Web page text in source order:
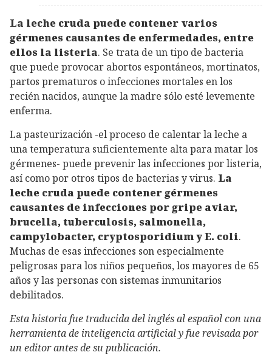
La leche cruda puede contener varios
gérmenes causantes de enfermedades, entre
ellos la listeria. Se trata de un tipo de bacteria
que puede provocar abortos espontáneos, mortinatos,
partos prematuros o infecciones mortales en los
recién nacidos, aunque la madre sólo esté levemente
enferma.
La pasteurización -el proceso de calentar la leche a
una temperatura suficientemente alta para matar los
gérmenes- puede prevenir las infecciones por listeria,
así como por otros tipos de bacterias y virus. La
leche cruda puede contener gérmenes
causantes de infecciones por gripe aviar,
brucella, tuberculosis, salmonella,
campylobacter, cryptosporidium y E. coli.
Muchas de esas infecciones son especialmente
peligrosas para los niños pequeños, los mayores de 65
años y las personas con sistemas inmunitarios
debilitados.
Esta historia fue traducida del inglés al español con una
herramienta de inteligencia artificial y fue revisada por
un editor antes de su publicación.